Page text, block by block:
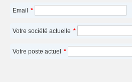
Email *
Votre société actuelle *
Votre poste actuel *